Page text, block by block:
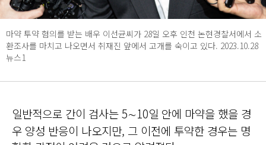
마약 투약 혐의를 받는 배우 이선균씨가 28일 오후 인천 논현경찰서에서 소
환조사를 마치고 나오면서 취재진 앞에서 고개를 숙이고 있다. 2023.10.28
뉴스1
일반적으로 간이 검사는 5∼10일 안에 마약을 했을 경
우 양성 반응이 나오지만, 그 이전에 투약한 경우는 명